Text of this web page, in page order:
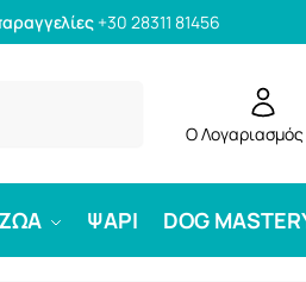
+30 28311 81456
Ο
ΨΑΡΙ DOG